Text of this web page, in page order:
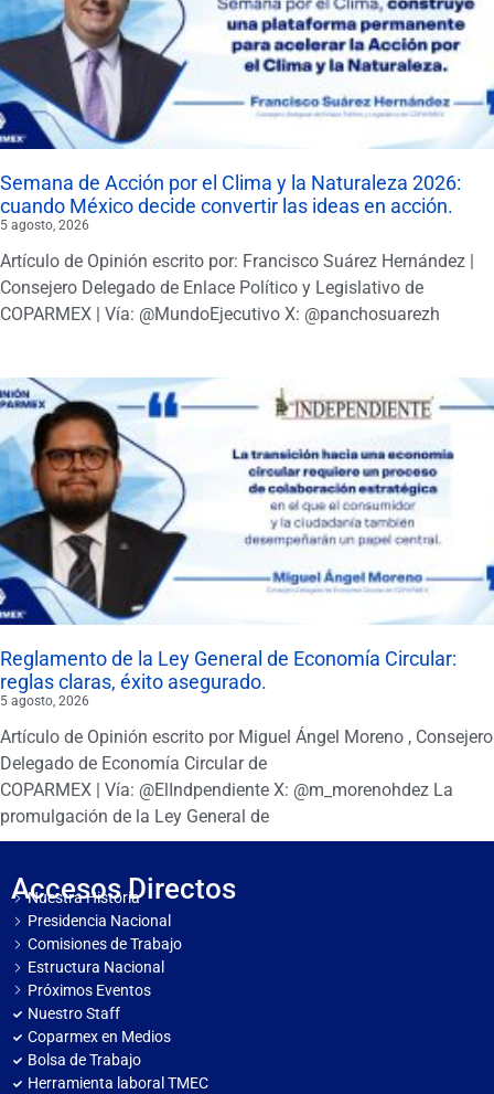
Semana de Acción por el Clima y la Naturaleza 2026:
cuando México decide convertir las ideas en acción.
5 agosto, 2026
Artículo de Opinión escrito por: Francisco Suárez Hernández |
Consejero Delegado de Enlace Político y Legislativo de
COPARMEX | Vía: @MundoEjecutivo X: @panchosuarezh
Reglamento de la Ley General de Economía Circular:
reglas claras, éxito asegurado.
5 agosto, 2026
Artículo de Opinión escrito por Miguel Ángel Moreno , Consejero
Delegado de Economía Circular de
COPARMEX | Vía: @ElIndpendiente X: @m_morenohdez La
promulgación de la Ley General de
Accesos Directos
Nuestra Historia
Presidencia Nacional
Comisiones de Trabajo
Estructura Nacional
Próximos Eventos
Nuestro Staff
Coparmex en Medios
Bolsa de Trabajo
Herramienta laboral TMEC